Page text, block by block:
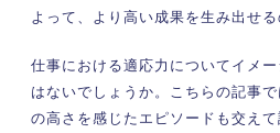
よって、より高い成果を生み出せる
仕事における適応力についてイメ
はないでしょうか。こちらの記事
の高さを感じたエピソードも交え